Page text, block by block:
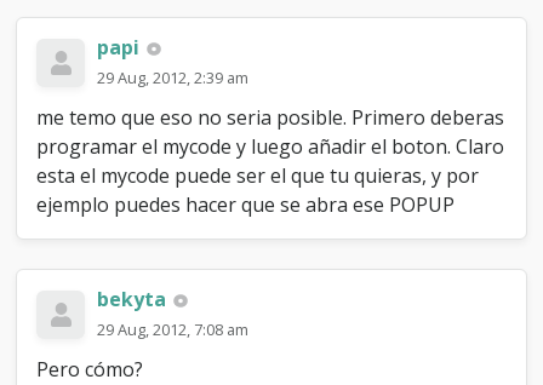
papi
29 Aug, 2012, 2:39 am
me temo que eso no seria posible. Primero deberas
programar el mycode y luego añadir el boton. Claro
esta el mycode puede ser el que tu quieras, y por
ejemplo puedes hacer que se abra ese POPUP
bekyta
29 Aug, 2012, 7:08 am
Pero cómo?